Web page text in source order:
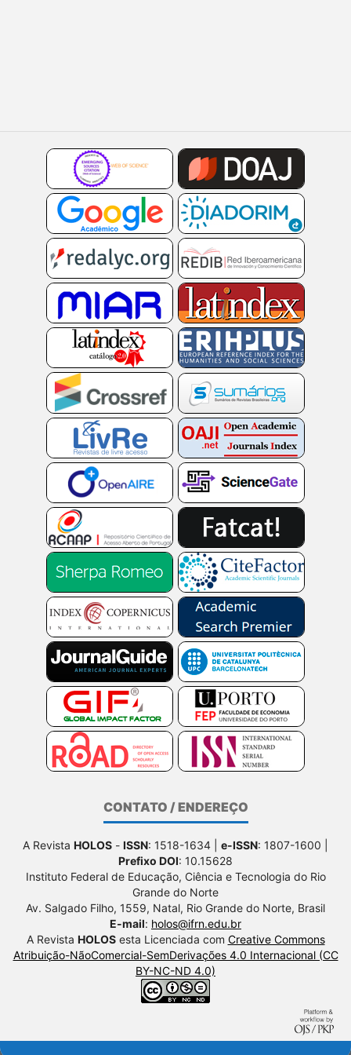
CONTATO / ENDEREÇO
A Revista HOLOS - ISSN: 1518-1634 | e-ISSN: 1807-1600 |
Prefixo DOI: 10.15628
Instituto Federal de Educação, Ciência e Tecnologia do Rio
Grande do Norte
Av. Salgado Filho, 1559, Natal, Rio Grande do Norte, Brasil
E-mail: holos@ifrn.edu.br
A Revista HOLOSesta Licenciada com Creative Commons
Atribuição-NãoComercial-SemDerivações 4.0 Internacional (CC
BY-NC-ND 4.0)